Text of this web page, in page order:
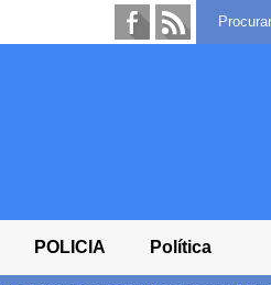
POLICIA Política